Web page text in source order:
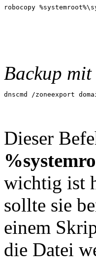
robocopy
Backup mit
dnscmd /zoneexport
Dieser
wichtig ist
sollte sie
einem
die Datei